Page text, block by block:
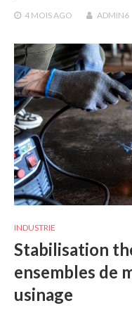
4 MOISAGO ADMIN6
INDUSTRIE
Stabilisation
ensembles de
usinage